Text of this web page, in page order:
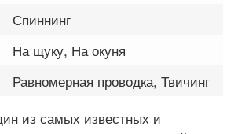
Спиннинг
На щуку, На окуня
Равномерная проводка, Твичинг
из самых известных и